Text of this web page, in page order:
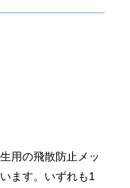
用の飛散防止メッ
ます。いずれも1